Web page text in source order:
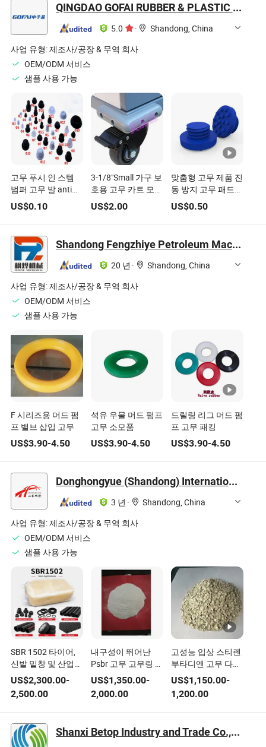
QINGDAO GOFAI RUBBER & PLASTIC PRODUCTS CO., LIMITED
5.0 ·
Shandong, China
사업 유형:제조사/공장 & 무역 회사
OEM/ODM 서비스
샘플 사용 가능
고무 푸시 인 스템
범퍼 고무 발 anti
dust 실리콘 고무 홀
플러그 고무 스토퍼
밀봉 엔드 캡 소형
고무 범퍼 카트리지
용
US$0.10
3-1/8"Small 가구 보
호용 고무 카트 모서
리 범퍼
US$2.00
맞춤형 고무 제품 진
동 방지 고무 패드
고무 발 물 냉각기
및 모든 장비용 고무
발
US$0.50
Shandong Fengzhiye Petroleum Machinery Co., Ltd.
20 년 ·
Shandong, China
사업 유형:제조사/공장 & 무역 회사
OEM/ODM 서비스
샘플 사용 가능
F 시리즈용 머드 펌
프 밸브 삽입 고무
US$3.90-4.50
석유 우물 머드 펌프
고무 소모품
US$3.90-4.50
드릴링 리그 머드 펌
프 고무 패킹
US$3.90-4.50
Donghongyue (Shandong) International Trade Co., Ltd
3 년 ·
Shandong, China
사업 유형:제조사/공장 & 무역 회사
OEM/ODM 서비스
샘플 사용 가능
SBR 1502 타이어,
신발 밑창 및 산업용
고무 제품을 위한 합
성 고무 원료
US$2,300.00-
2,500.00
내구성이 뛰어난
Psbr 고무 고무링 다
양한 산업 응용을 위
US$1,350.00-
2,000.00
고성능 입상 스티렌
부타디엔 고무 다양
한 용도를 위한
US$1,150.00-
1,200.00
Shanxi Betop Industry and Trade Co.,LTD